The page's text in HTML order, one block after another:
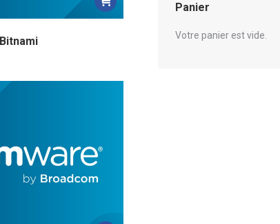
Panier
Votre panier est vide.